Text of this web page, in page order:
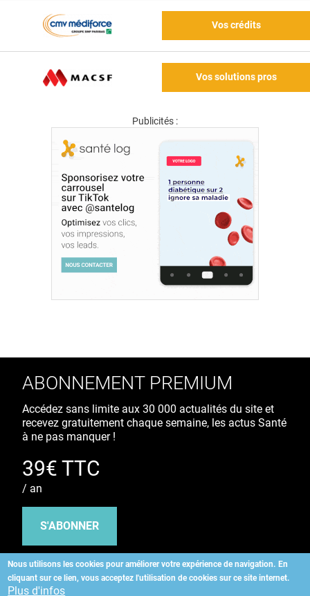
Vos crédits
Vos solutions pros
Publicités :
Nous utilisons les cookies pour améliorer votre expérience de navigation. En
cliquant sur ce lien, vous acceptez l'utilisation de cookies sur ce site internet.
Plus d'infos
ABONNEMENT PREMIUM
Accédez sans limite aux 30 000 actualités du site et
recevez gratuitement chaque semaine, les actus Santé
à ne pas manquer !
39€ TTC
/ an
S'ABONNER
Copyright©2026 ALLIEDHEALTH